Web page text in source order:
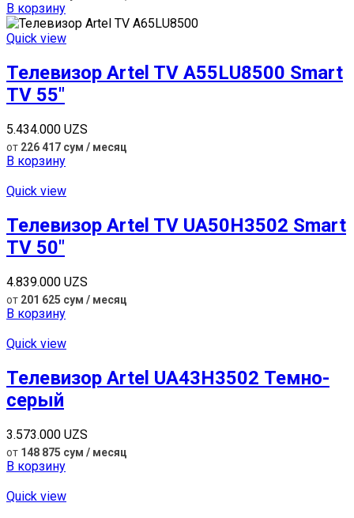
В корзину
Quick view
Телевизор Artel TV A55LU8500 Smart
TV 55″
5.434.000 UZS
от 226 417 сум / месяц
В корзину
Quick view
Телевизор Artel TV UA50H3502 Smart
TV 50″
4.839.000 UZS
от 201 625 сум / месяц
В корзину
Quick view
Телевизор Artel UA43H3502 Темно-
серый
3.573.000 UZS
от 148 875 сум / месяц
В корзину
Quick view